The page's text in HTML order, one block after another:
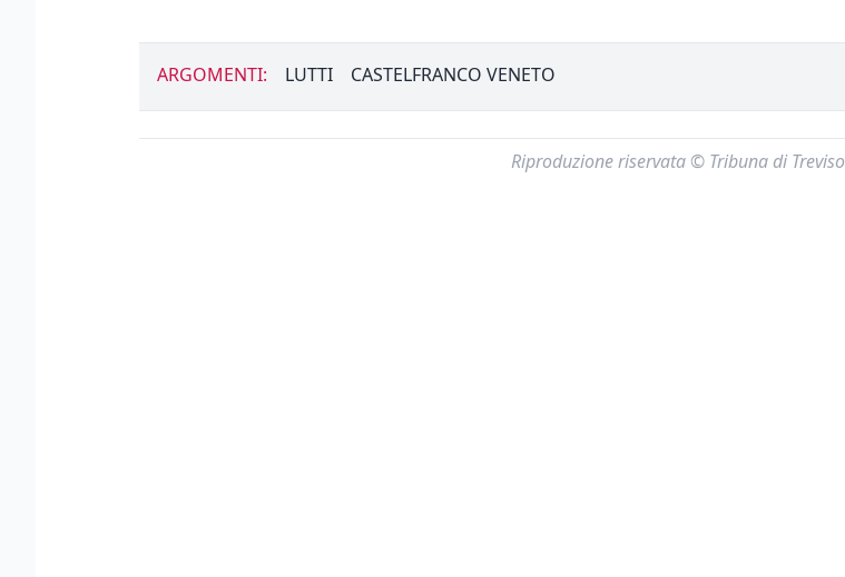
ARGOMENTI: LUTTI CASTELFRANCO VENETO
Riproduzione riservata © Tribuna di Treviso